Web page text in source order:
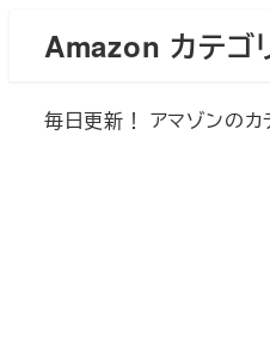
Amazon カテゴ
毎日更新！ アマゾンのカ